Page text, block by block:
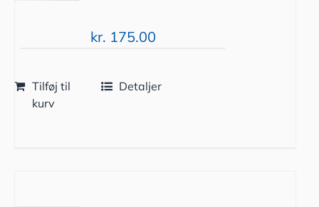
kr. 175.00
Tilføj til
kurv
Detaljer